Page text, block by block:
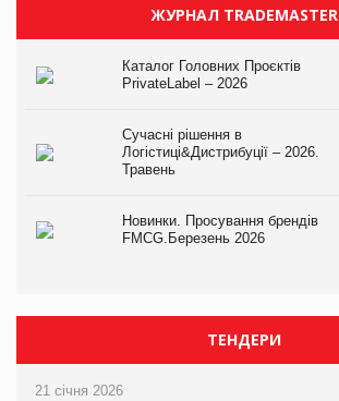
ЖУРНАЛ TRADEMASTER
Каталог Головних Проєктів
PrivateLabel – 2026
Сучасні рішення в
Логістиці&Дистрибуції – 2026.
Травень
Новинки. Просування брендів
FMCG.Березень 2026
ТЕНДЕРИ
21 січня 2026